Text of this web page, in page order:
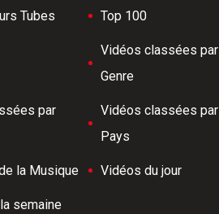
Tubes Top 100
Vidéos classées par
Genre
par
Vidéos classées par
Pays
la Musique Vidéos du jour
semaine